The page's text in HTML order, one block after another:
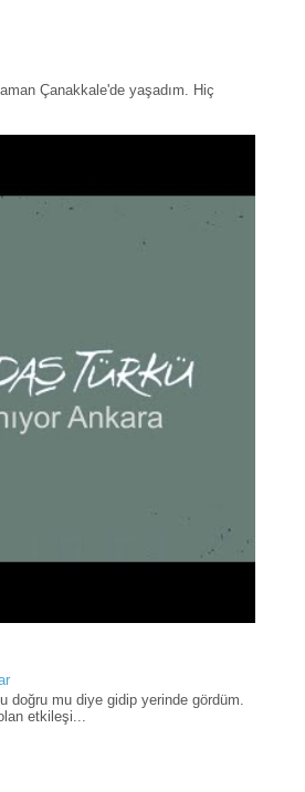
Çanakkale'de yaşadım. Hiç
doğru mu diye gidip yerinde gördüm.
etkileşi...